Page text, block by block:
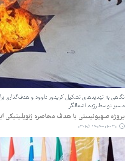
نگاهی به تهدیدهای تشکیل کریدور داوود و هدف‌گذاری
مسیر توسط رژیم اشغالگر
پروژه صهیونیستی با هدف محاصره ژئوپلیتیکی
۱۴۰۴-۰۴-۳۰ ۰۳:۴۵